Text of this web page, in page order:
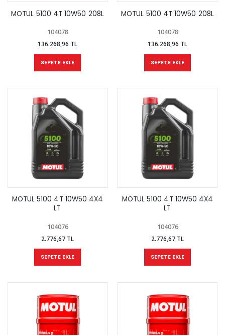
MOTUL 5100 4T 10W50 208L
104078
136.268,96 TL
SEPETE EKLE
MOTUL 5100 4T 10W50 208L
104078
136.268,96 TL
SEPETE EKLE
MOTUL 5100 4T 10W50 4X4
LT
104076
2.776,67 TL
SEPETE EKLE
MOTUL 5100 4T 10W50 4X4
LT
104076
2.776,67 TL
SEPETE EKLE